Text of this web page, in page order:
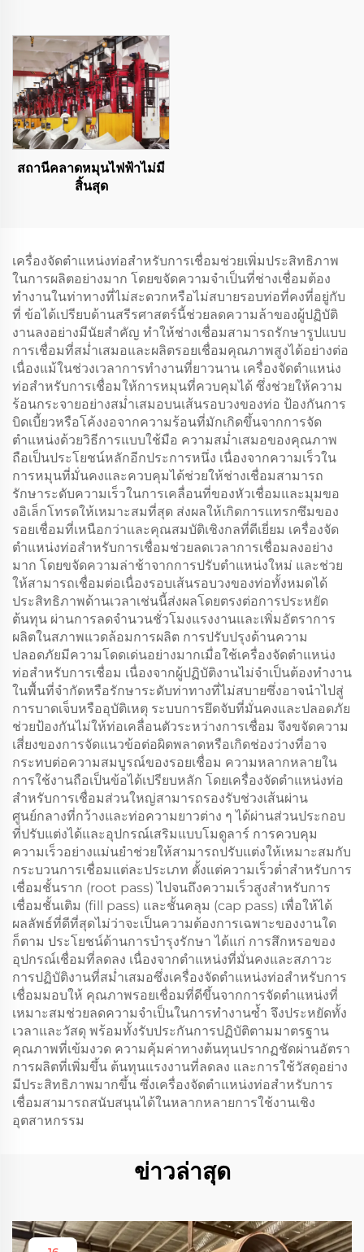
สถานีคลาดหมุนไฟฟ้าไม่มี
สิ้นสุด
เครื่องจัดตำแหน่งท่อสำหรับการเชื่อมช่วยเพิ่มประสิทธิภาพ
ในการผลิตอย่างมาก โดยขจัดความจำเป็นที่ช่างเชื่อมต้อง
ทำงานในท่าทางที่ไม่สะดวกหรือไม่สบายรอบท่อที่คงที่อยู่กับ
ที่ ข้อได้เปรียบด้านสรีรศาสตร์นี้ช่วยลดความล้าของผู้ปฏิบัติ
งานลงอย่างมีนัยสำคัญ ทำให้ช่างเชื่อมสามารถรักษารูปแบบ
การเชื่อมที่สม่ำเสมอและผลิตรอยเชื่อมคุณภาพสูงได้อย่างต่อ
เนื่องแม้ในช่วงเวลาการทำงานที่ยาวนาน เครื่องจัดตำแหน่ง
ท่อสำหรับการเชื่อมให้การหมุนที่ควบคุมได้ ซึ่งช่วยให้ความ
ร้อนกระจายอย่างสม่ำเสมอบนเส้นรอบวงของท่อ ป้องกันการ
บิดเบี้ยวหรือโค้งงอจากความร้อนที่มักเกิดขึ้นจากการจัด
ตำแหน่งด้วยวิธีการแบบใช้มือ ความสม่ำเสมอของคุณภาพ
ถือเป็นประโยชน์หลักอีกประการหนึ่ง เนื่องจากความเร็วใน
การหมุนที่มั่นคงและควบคุมได้ช่วยให้ช่างเชื่อมสามารถ
รักษาระดับความเร็วในการเคลื่อนที่ของหัวเชื่อมและมุมขอ
งอิเล็กโทรดให้เหมาะสมที่สุด ส่งผลให้เกิดการแทรกซึมของ
รอยเชื่อมที่เหนือกว่าและคุณสมบัติเชิงกลที่ดีเยี่ยม เครื่องจัด
ตำแหน่งท่อสำหรับการเชื่อมช่วยลดเวลาการเชื่อมลงอย่าง
มาก โดยขจัดความล่าช้าจากการปรับตำแหน่งใหม่ และช่วย
ให้สามารถเชื่อมต่อเนื่องรอบเส้นรอบวงของท่อทั้งหมดได้
ประสิทธิภาพด้านเวลาเช่นนี้ส่งผลโดยตรงต่อการประหยัด
ต้นทุน ผ่านการลดจำนวนชั่วโมงแรงงานและเพิ่มอัตราการ
ผลิตในสภาพแวดล้อมการผลิต การปรับปรุงด้านความ
ปลอดภัยมีความโดดเด่นอย่างมากเมื่อใช้เครื่องจัดตำแหน่ง
ท่อสำหรับการเชื่อม เนื่องจากผู้ปฏิบัติงานไม่จำเป็นต้องทำงาน
ในพื้นที่จำกัดหรือรักษาระดับท่าทางที่ไม่สบายซึ่งอาจนำไปสู่
การบาดเจ็บหรืออุบัติเหตุ ระบบการยึดจับที่มั่นคงและปลอดภัย
ช่วยป้องกันไม่ให้ท่อเคลื่อนตัวระหว่างการเชื่อม จึงขจัดความ
เสี่ยงของการจัดแนวข้อต่อผิดพลาดหรือเกิดช่องว่างที่อาจ
กระทบต่อความสมบูรณ์ของรอยเชื่อม ความหลากหลายใน
การใช้งานถือเป็นข้อได้เปรียบหลัก โดยเครื่องจัดตำแหน่งท่อ
สำหรับการเชื่อมส่วนใหญ่สามารถรองรับช่วงเส้นผ่าน
ศูนย์กลางที่กว้างและท่อความยาวต่าง ๆ ได้ผ่านส่วนประกอบ
ที่ปรับแต่งได้และอุปกรณ์เสริมแบบโมดูลาร์ การควบคุม
ความเร็วอย่างแม่นยำช่วยให้สามารถปรับแต่งให้เหมาะสมกับ
กระบวนการเชื่อมแต่ละประเภท ตั้งแต่ความเร็วต่ำสำหรับการ
เชื่อมชั้นราก (root pass) ไปจนถึงความเร็วสูงสำหรับการ
เชื่อมชั้นเติม (fill pass) และชั้นคลุม (cap pass) เพื่อให้ได้
ผลลัพธ์ที่ดีที่สุดไม่ว่าจะเป็นความต้องการเฉพาะของงานใด
ก็ตาม ประโยชน์ด้านการบำรุงรักษา ได้แก่ การสึกหรอของ
อุปกรณ์เชื่อมที่ลดลง เนื่องจากตำแหน่งที่มั่นคงและสภาวะ
การปฏิบัติงานที่สม่ำเสมอซึ่งเครื่องจัดตำแหน่งท่อสำหรับการ
เชื่อมมอบให้ คุณภาพรอยเชื่อมที่ดีขึ้นจากการจัดตำแหน่งที่
เหมาะสมช่วยลดความจำเป็นในการทำงานซ้ำ จึงประหยัดทั้ง
เวลาและวัสดุ พร้อมทั้งรับประกันการปฏิบัติตามมาตรฐาน
คุณภาพที่เข้มงวด ความคุ้มค่าทางต้นทุนปรากฏชัดผ่านอัตรา
การผลิตที่เพิ่มขึ้น ต้นทุนแรงงานที่ลดลง และการใช้วัสดุอย่าง
มีประสิทธิภาพมากขึ้น ซึ่งเครื่องจัดตำแหน่งท่อสำหรับการ
เชื่อมสามารถสนับสนุนได้ในหลากหลายการใช้งานเชิง
อุตสาหกรรม
ข่าวล่าสุด